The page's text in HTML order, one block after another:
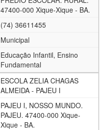
47400-000 Xique-Xique - BA.
(74) 36611455
Municipal
Educação Infantil, Ensino
Fundamental
ESCOLA ZELIA CHAGAS
ALMEIDA - PAJEU I
PAJEU I, NOSSO MUNDO.
PAJEU. 47400-000 Xique-
Xique - BA.